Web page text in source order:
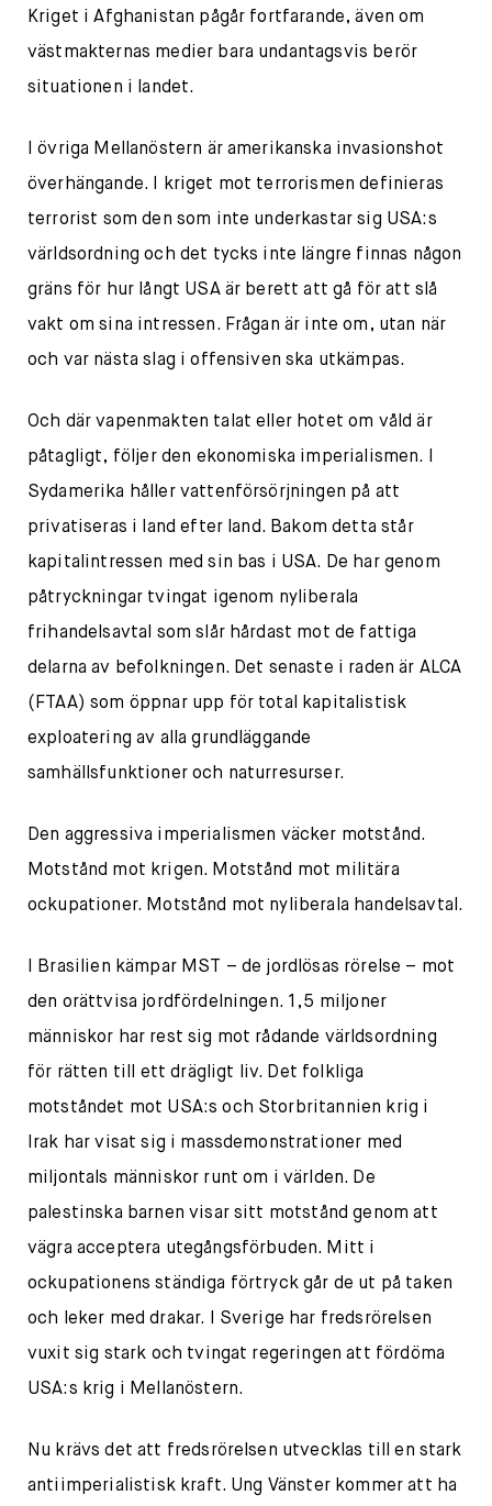
Kriget i Afghanistan pågår fortfarande, även om
västmakternas medier bara undantagsvis berör
situationen i landet.
I övriga Mellanöstern är amerikanska invasionshot
överhängande. I kriget mot terrorismen definieras
terrorist som den som inte underkastar sig USA:s
världsordning och det tycks inte längre finnas någon
gräns för hur långt USA är berett att gå för att slå
vakt om sina intressen. Frågan är inte om, utan när
och var nästa slag i offensiven ska utkämpas.
Och där vapenmakten talat eller hotet om våld är
påtagligt, följer den ekonomiska imperialismen. I
Sydamerika håller vattenförsörjningen på att
privatiseras i land efter land. Bakom detta står
kapitalintressen med sin bas i USA. De har genom
påtryckningar tvingat igenom nyliberala
frihandelsavtal som slår hårdast mot de fattiga
delarna av befolkningen. Det senaste i raden är ALCA
(FTAA) som öppnar upp för total kapitalistisk
exploatering av alla grundläggande
samhällsfunktioner och naturresurser.
Den aggressiva imperialismen väcker motstånd.
Motstånd mot krigen. Motstånd mot militära
ockupationer. Motstånd mot nyliberala handelsavtal.
I Brasilien kämpar MST – de jordlösas rörelse – mot
den orättvisa jordfördelningen. 1,5 miljoner
människor har rest sig mot rådande världsordning
för rätten till ett drägligt liv. Det folkliga
motståndet mot USA:s och Storbritannien krig i
Irak har visat sig i massdemonstrationer med
miljontals människor runt om i världen. De
palestinska barnen visar sitt motstånd genom att
vägra acceptera utegångsförbuden. Mitt i
ockupationens ständiga förtryck går de ut på taken
och leker med drakar. I Sverige har fredsrörelsen
vuxit sig stark och tvingat regeringen att fördöma
USA:s krig i Mellanöstern.
Nu krävs det att fredsrörelsen utvecklas till en stark
antiimperialistisk kraft. Ung Vänster kommer att ha